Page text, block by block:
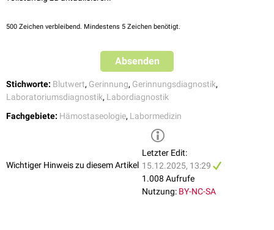
500 Zeichen verbleibend. Mindestens 5 Zeichen benötigt.
Absenden
Stichworte: Blutwert, Gerinnung, Gerinnungsdiagnostik,
Laboratoriumsdiagnostik, Labordiagnostik
Fachgebiete: Hämostaseologie, Labormedizin
Wichtiger Hinweis zu diesem Artikel
Letzter Edit:
15.12.2025, 13:29
1.008 Aufrufe
Nutzung: BY-NC-SA